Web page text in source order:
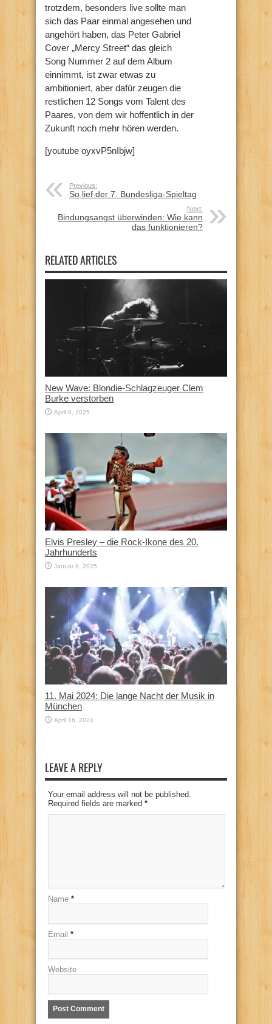
trotzdem, besonders live sollte man
sich das Paar einmal angesehen und
angehört haben, das Peter Gabriel
Cover „Mercy Street“ das gleich
Song Nummer 2 auf dem Album
einnimmt, ist zwar etwas zu
ambitioniert, aber dafür zeugen die
restlichen 12 Songs vom Talent des
Paares, von dem wir hoffentlich in der
Zukunft noch mehr hören werden.
[youtube oyxvP5nIbjw]
Previous:
So lief der 7. Bundesliga-Spieltag
Next:
Bindungsangst überwinden: Wie kann
das funktionieren?
RELATED ARTICLES
New Wave: Blondie-Schlagzeuger Clem
Burke verstorben
April 8, 2025
Elvis Presley – die Rock-Ikone des 20.
Jahrhunderts
Januar 8, 2025
11. Mai 2024: Die lange Nacht der Musik in
München
April 16, 2024
LEAVE A REPLY
Your email address will not be published.
Required fields are marked *
Name *
Email *
Website